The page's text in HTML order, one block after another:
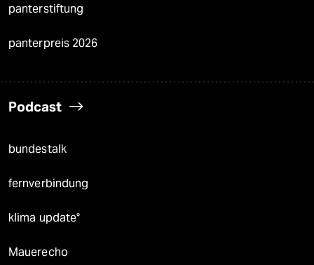
panterstiftung
panterpreis 2026
Podcast
bundestalk
fernverbindung
klima update°
Mauerecho